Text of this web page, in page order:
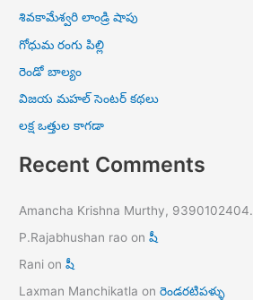
శివకామేశ్వరి లాండ్రి షాపు
గోధుమ రంగు పిల్లి
రెండో బాల్యం
విజయ మహల్ సెంటర్ కథలు
లక్ష ఒత్తుల కాగడా
Recent Comments
Amancha Krishna Murthy, 9390102404.
P.Rajabhushan rao onషీ
Rani onషీ
Laxman Manchikatla onరెండరటిపళ్ళు